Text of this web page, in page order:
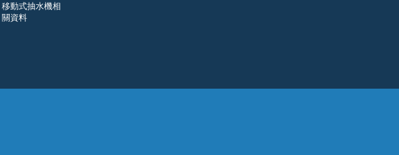
移動式抽水機相
關資料